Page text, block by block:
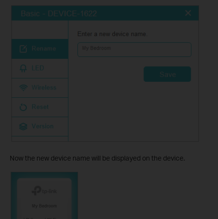
Now the new device name will be displayed on the device.